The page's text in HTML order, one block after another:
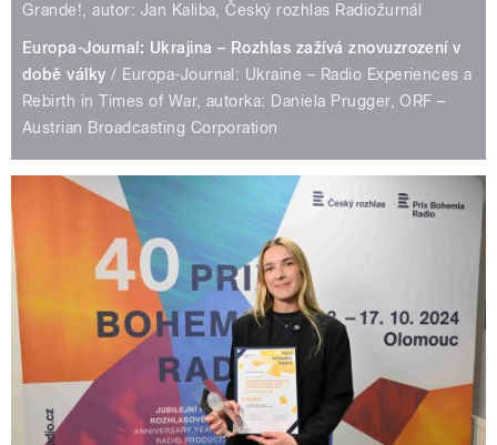
Grande!, autor: Jan Kaliba, Český rozhlas Radiožurnál
Europa-Journal: Ukrajina – Rozhlas zažívá znovuzrození v
době války/ Europa-Journal: Ukraine – Radio Experiences a
Rebirth in Times of War, autorka: Daniela Prugger, ORF –
Austrian Broadcasting Corporation